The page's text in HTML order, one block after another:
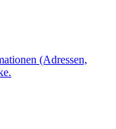
(Adressen,